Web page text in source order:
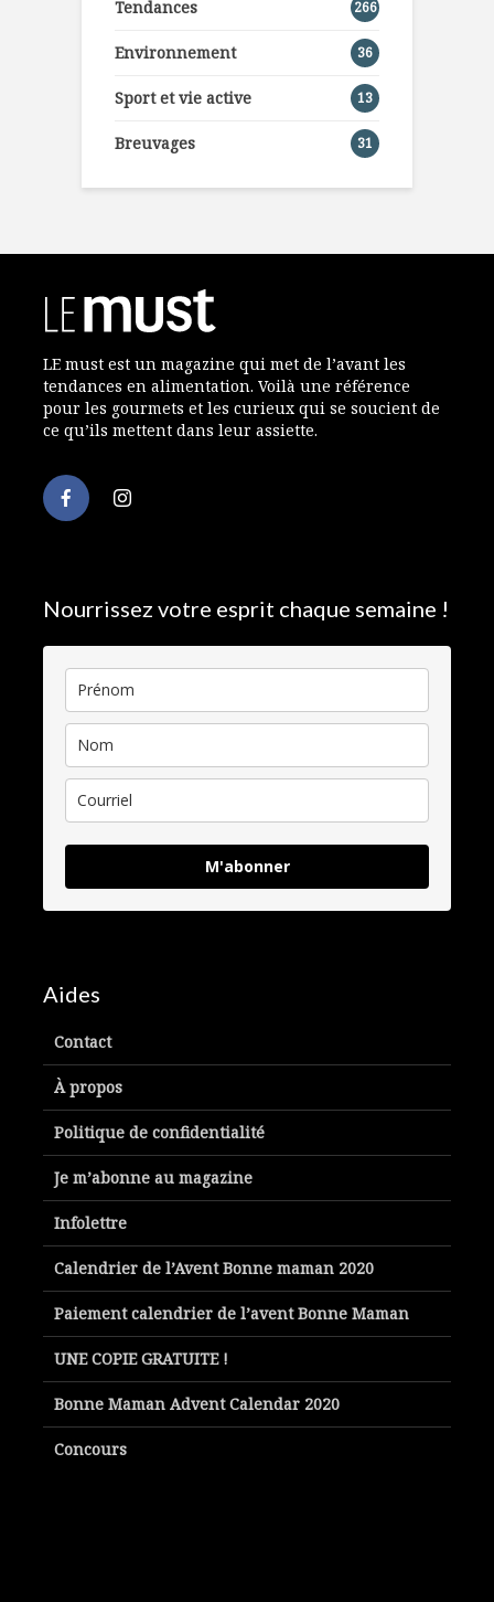
Tendances 266
Environnement 36
Sport et vie active 13
Breuvages 31
LE must est un magazine qui met de l’avant les
tendances en alimentation. Voilà une référence
pour les gourmets et les curieux qui se soucient de
ce qu’ils mettent dans leur assiette.
Nourrissez votre esprit chaque semaine !
M'abonner
Aides
Contact
À propos
Politique de confidentialité
Je m’abonne au magazine
Infolettre
Calendrier de l’Avent Bonne maman 2020
Paiement calendrier de l’avent Bonne Maman
UNE COPIE GRATUITE !
Bonne Maman Advent Calendar 2020
Concours